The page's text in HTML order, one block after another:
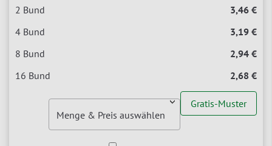
3,46 €
3,19 €
2,94 €
2,68 €
Gratis-Muster